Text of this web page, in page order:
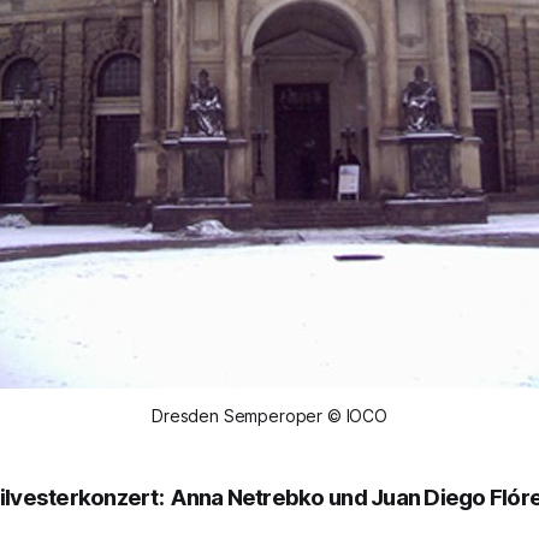
Dresden Semperoper © IOCO
Anna Netrebko und Juan Diego